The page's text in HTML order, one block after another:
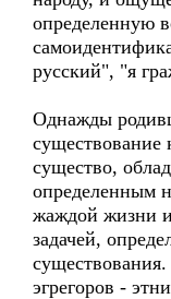
определенную
русский", "я
Однажды
существование
существо,
определенным
жаждой жизни
задачей,
эгрегоров -